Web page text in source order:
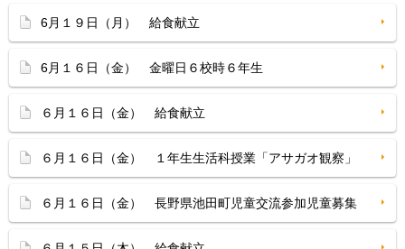
6月１９日（月） 給食献立
6月１６日（金） 金曜日６校時６年生
６月１６日（金） 給食献立
６月１６日（金） １年生生活科授業「アサガオ観察」
６月１６日（金） 長野県池田町児童交流参加児童募集